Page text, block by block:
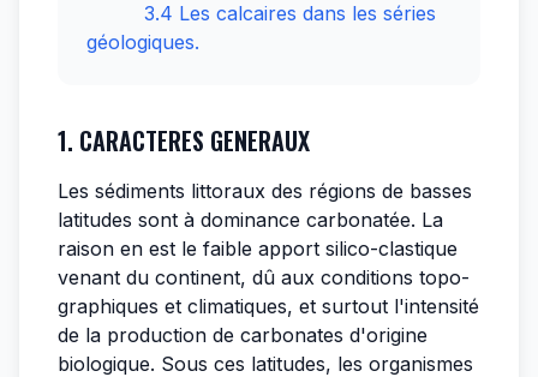
3.4 Les calcaires dans les séries
géologiques.
1. CARACTERES GENERAUX
Les sédiments littoraux des régions de basses
latitudes sont à dominance carbonatée. La
raison en est le faible apport silico-clastique
venant du continent, dû aux conditions topo-
graphiques et climatiques, et surtout l'intensité
de la production de carbonates d'origine
biologique. Sous ces latitudes, les organismes